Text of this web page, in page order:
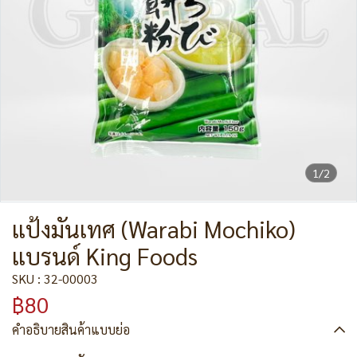
1/2
แป้งมันเทศ (Warabi Mochiko)
แบรนด์ King Foods
SKU : 32-00003
฿80
คำอธิบายสินค้าแบบย่อ